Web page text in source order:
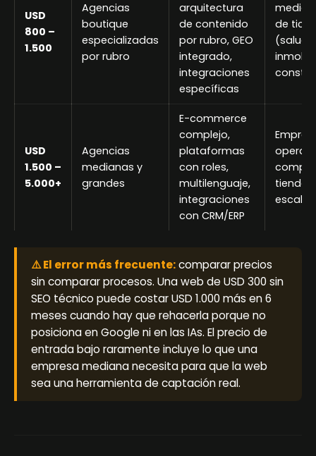
USD
800 –
1.500
Agencias
boutique
especializadas
por rubro
arquitectura
de contenido
por rubro, GEO
integrado,
integraciones
específicas
de
(salud,
USD
1.500 –
5.000+
Agencias
medianas y
grandes
E-commerce
complejo,
plataformas
con roles,
multilenguaje,
integraciones
con CRM/ERP
escala
⚠️ El error más frecuente:comparar precios
sin comparar procesos. Una web de USD 300 sin
SEO técnico puede costar USD 1.000 más en 6
meses cuando hay que rehacerla porque no
posiciona en Google ni en las IAs. El precio de
entrada bajo raramente incluye lo que una
empresa mediana necesita para que la web
sea una herramienta de captación real.